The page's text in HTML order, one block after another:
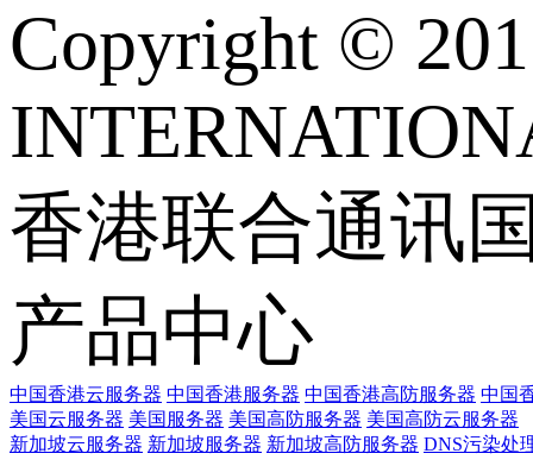
Copyright ©
香港联合通讯
产品中心
中国香港云服务器 中国香港服务器 中国香港高防服务器 中国
美国云服务器 美国服务器 美国高防服务器 美国高防云服务器
新加坡云服务器 新加坡服务器 新加坡高防服务器 DNS污染处